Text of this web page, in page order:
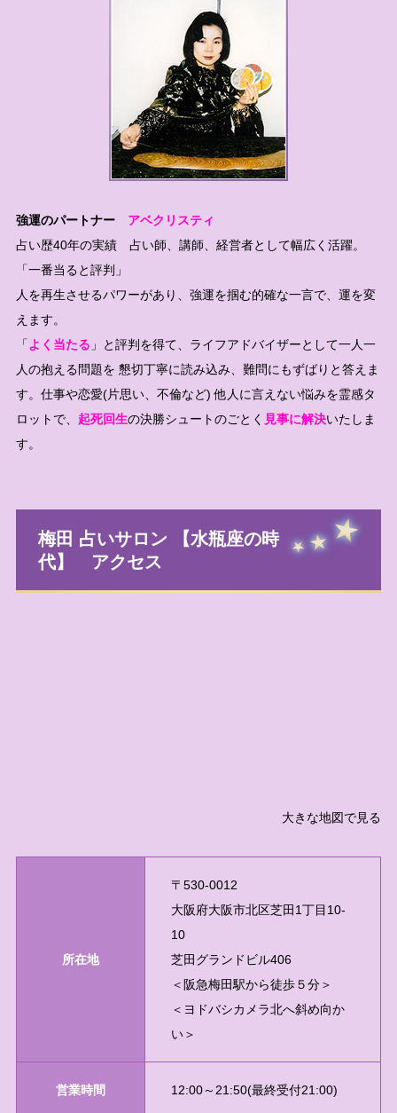
強運のパートナー アベクリスティ
占い歴40年の実績 占い師、講師、経営者として幅広く活躍。
「一番当ると評判」
人を再生させるパワーがあり、強運を掴む的確な一言で、運を変
えます。
「 よく当たる 」と評判を得て、ライフアドバイザーとして一人一
人の抱える問題を 懇切丁寧に読み込み、難問にもずばりと答えま
す。仕事や恋愛(片思い、不倫など) 他人に言えない悩みを霊感タ
ロットで、 起死回生の決勝シュートのごとく 見事に解決いたしま
す。
梅田 占いサロン 【水瓶座の時
代】 アクセス
大きな地図で見る
所在地
〒530-0012
大阪府大阪市北区芝田1丁目10-
10
芝田グランドビル406
＜阪急梅田駅から徒歩５分＞
＜ヨドバシカメラ北へ斜め向か
い＞
営業時間 12:00～21:50(最終受付21:00)